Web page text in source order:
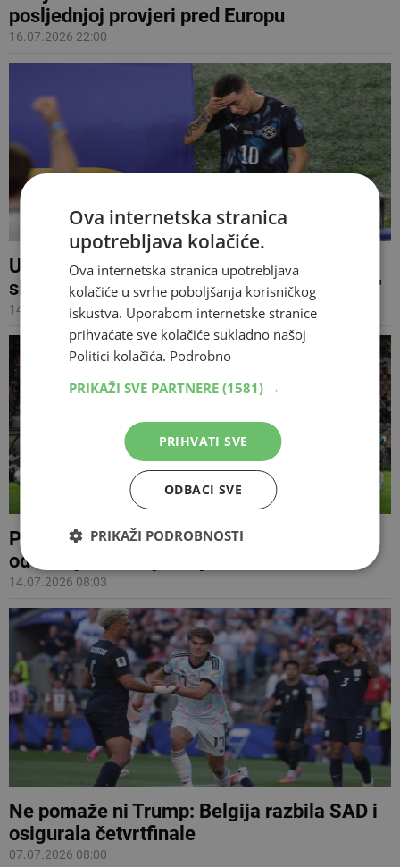
posljednjoj provjeri pred Europu
16.07.2026 22:00
UEFA negoduje zbog FIFA-inih pravila u
slučajevima Embola i 'Viniciusovog pravila'
14.07.2026 08:43
Poznato koliko će Velež i Zrinjski zaraditi
od europskih natjecanja
14.07.2026 08:03
Ne pomaže ni Trump: Belgija razbila SAD i
osigurala četvrtfinale
07.07.2026 08:00
Ova internetska stranica
upotrebljava kolačiće.
Ova internetska stranica upotrebljava
kolačiće u svrhe poboljšanja korisničkog
iskustva. Uporabom internetske stranice
prihvaćate sve kolačiće sukladno našoj
Politici kolačića. Podrobno
PRIKAŽI SVE PARTNERE (1581) →
PRIHVATI SVE
ODBACI SVE
PRIKAŽI PODROBNOSTI